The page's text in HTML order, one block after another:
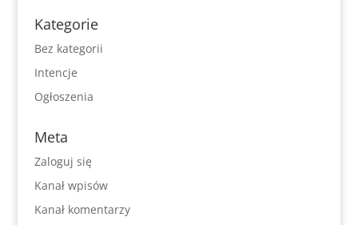
Kategorie
Bez kategorii
Intencje
Ogłoszenia
Meta
Zaloguj się
Kanał wpisów
Kanał komentarzy